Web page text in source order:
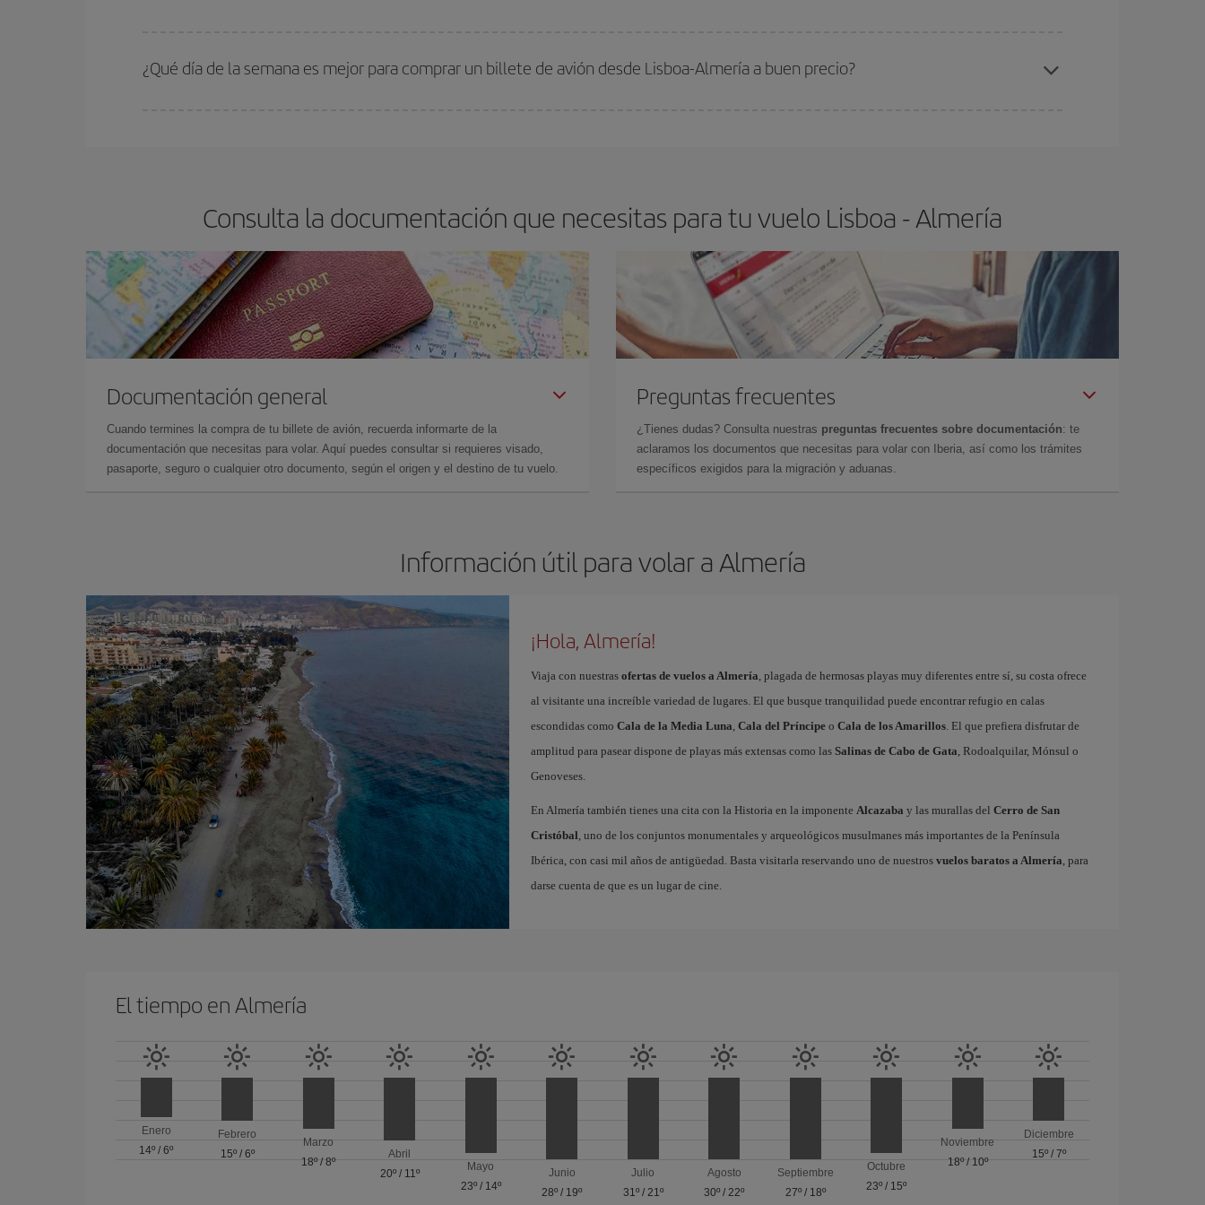
¿Qué día de la semana es mejor para comprar un billete de avión desde Lisboa-Almería a buen precio?
Consulta la documentación que necesitas para tu vuelo Lisboa - Almería
Documentación general
Cuando termines la compra de tu billete de avión, recuerda informarte de la
documentación que necesitas para volar. Aquí puedes consultar si requieres visado,
pasaporte, seguro o cualquier otro documento, según el origen y el destino de tu vuelo.
Preguntas frecuentes
¿Tienes dudas? Consulta nuestras preguntas frecuentes sobre documentación: te
aclaramos los documentos que necesitas para volar con Iberia, así como los trámites
específicos exigidos para la migración y aduanas.
Información útil para volar a Almería
¡Hola, Almería!
Viaja con nuestras ofertas de vuelos a Almería, plagada de hermosas playas muy diferentes entre sí, su costa ofrece
al visitante una increíble variedad de lugares. El que busque tranquilidad puede encontrar refugio en calas
escondidas como Cala de la Media Luna, Cala del Príncipeo Cala de los Amarillos. El que prefiera disfrutar de
amplitud para pasear dispone de playas más extensas como las Salinas de Cabo de Gata, Rodoalquilar, Mónsul o
Genoveses.
En Almería también tienes una cita con la Historia en la imponente Alcazaba y las murallas del Cerro de San
Cristóbal, uno de los conjuntos monumentales y arqueológicos musulmanes más importantes de la Península
Ibérica, con casi mil años de antigüedad. Basta visitarla reservando uno de nuestros vuelos baratos a Almería, para
darse cuenta de que es un lugar de cine.
El tiempo en Almería
Enero
14º /6º
Febrero
15º/ 6º
Marzo
18º/8º
Abril
20º/ 11º
Mayo
23º/ 14º
Junio
28º / 19º
Julio
31º/ 21º
Agosto
30º /22º
Septiembre
27º/ 18º
Octubre
23º / 15º
Noviembre
18º/ 10º
Diciembre
15º/ 7º